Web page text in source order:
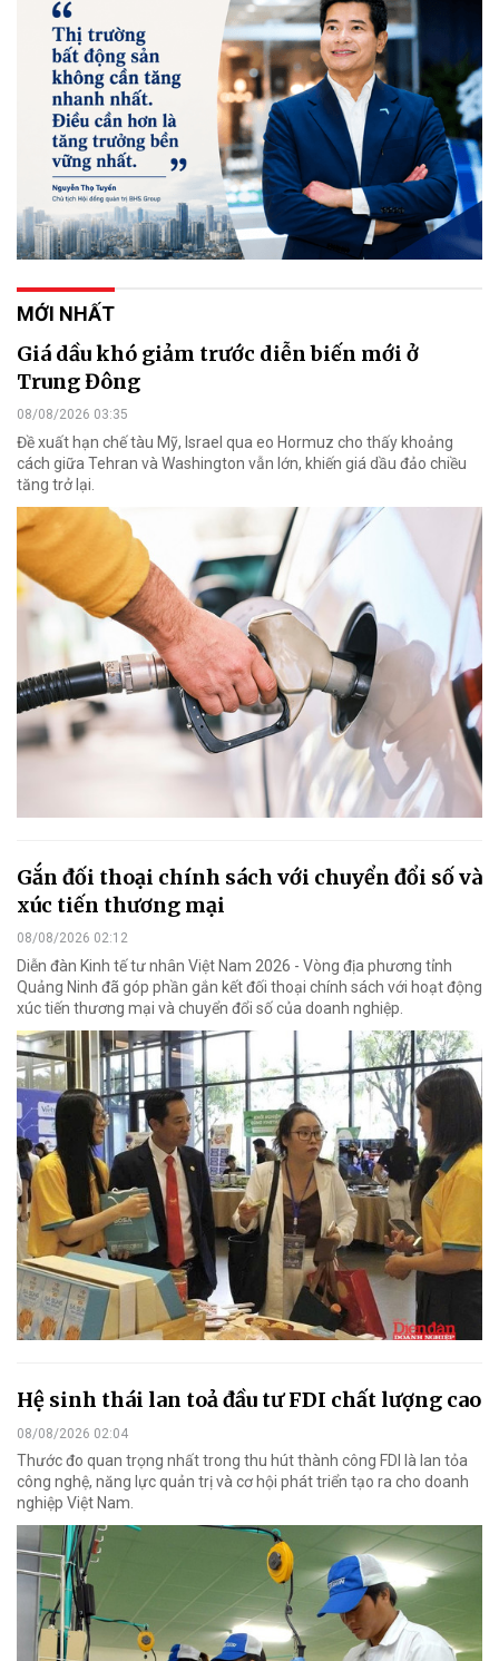
MỚI NHẤT
Giá dầu khó giảm trước diễn biến mới ở
Trung Đông
08/08/2026 03:35
Đề xuất hạn chế tàu Mỹ, Israel qua eo Hormuz cho thấy khoảng
cách giữa Tehran và Washington vẫn lớn, khiến giá dầu đảo chiều
tăng trở lại.
Gắn đối thoại chính sách với chuyển đổi số và
xúc tiến thương mại
08/08/2026 02:12
Diễn đàn Kinh tế tư nhân Việt Nam 2026 - Vòng địa phương tỉnh
Quảng Ninh đã góp phần gắn kết đối thoại chính sách với hoạt động
xúc tiến thương mại và chuyển đổi số của doanh nghiệp.
Hệ sinh thái lan toả đầu tư FDI chất lượng cao
08/08/2026 02:04
Thước đo quan trọng nhất trong thu hút thành công FDI là lan tỏa
công nghệ, năng lực quản trị và cơ hội phát triển tạo ra cho doanh
nghiệp Việt Nam.